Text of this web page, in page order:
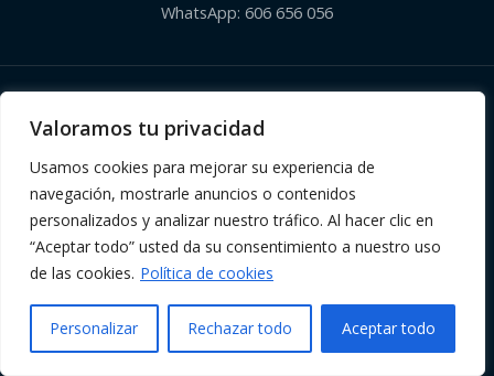
Valoramos tu privacidad
Usamos cookies para mejorar su experiencia de
navegación, mostrarle anuncios o contenidos
personalizados y analizar nuestro tráfico. Al hacer clic en
“Aceptar todo” usted da su consentimiento a nuestro uso
de las cookies. Política de cookies
Personalizar Rechazar todo Aceptar todo
WhatsApp: 606 656 056